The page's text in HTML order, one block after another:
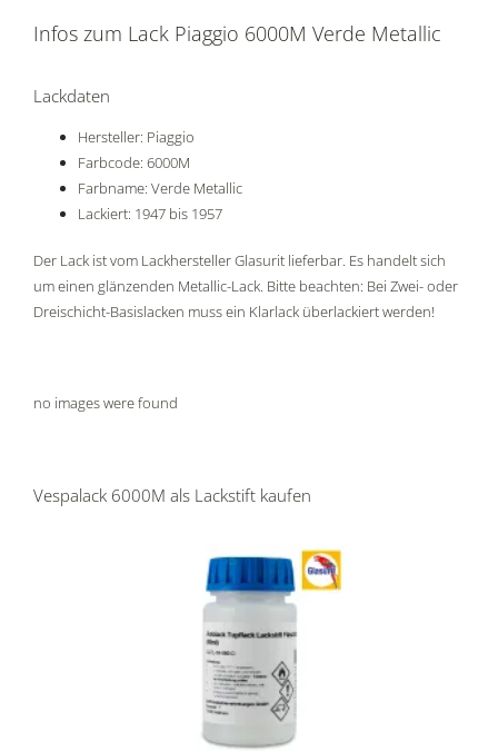
Infos zum Lack Piaggio 6000M Verde Metallic
Lackdaten
Hersteller: Piaggio
Farbcode: 6000M
Farbname: Verde Metallic
Lackiert: 1947 bis 1957
Der Lack ist vom Lackhersteller Glasurit lieferbar. Es handelt sich
um einen glänzenden Metallic-Lack. Bitte beachten: Bei Zwei- oder
Dreischicht-Basislacken muss ein Klarlack überlackiert werden!
no images were found
Vespalack 6000M als Lackstift kaufen